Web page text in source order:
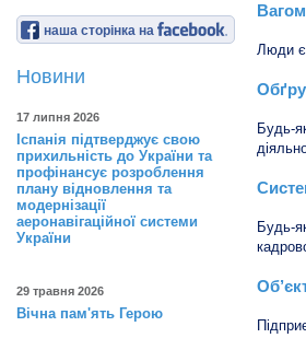
наша сторінка на
Новини
17 липня 2026
Іспанія підтверджує свою
прихильність до України та
профінансує розроблення
плану відновлення та
модернізації
аеронавігаційної системи
України
29 травня 2026
Вічна пам'ять Герою
Люди є
Будь-
Будь-